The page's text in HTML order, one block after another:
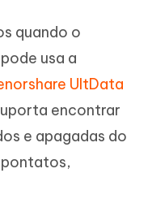
quando o
usa a
UltData
encontrar
e apagadas do